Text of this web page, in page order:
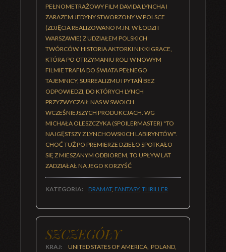
PEŁNOMETRAŻOWY FILM DAVIDA LYNCHA I
ZARAZEM JEDYNY STWORZONY W POLSCE
(ZDJĘCIA REALIZOWANO M.IN. W ŁODZI I
WARSZAWIE) Z UDZIAŁEM POLSKICH
TWÓRCÓW. HISTORIA AKTORKI NIKKI GRACE,
KTÓRA PO OTRZYMANIU ROLI W NOWYM
FILMIE TRAFIA DO ŚWIATA PEŁNEGO
TAJEMNICY, SURREALIZMU I PYTAŃ BEZ
ODPOWIEDZI, DO KTÓRYCH LYNCH
PRZYZWYCZAIŁ NAS W SWOICH
WCZEŚNIEJSZYCH PRODUKCJACH. WG
MICHAŁA OLESZCZYKA (SPOILERMASTER) "TO
NAJGĘSTSZY Z LYNCHOWSKICH LABIRYNTÓW".
CHOĆ TUŻ PO PREMIERZE DZIEŁO SPOTKAŁO
SIĘ Z MIESZANYM ODBIOREM, TO UPŁYW LAT
ZADZIAŁAŁ NA JEGO KORZYŚĆ
KATEGORIA: DRAMAT, FANTASY, THRILLER
SZCZEGÓŁY
KRAJ:
UNITED STATES OF AMERICA, POLAND,